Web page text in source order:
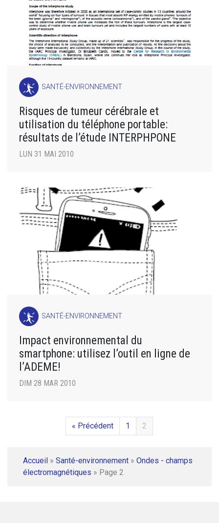
SANTÉ-ENVIRONNEMENT
Risques de tumeur cérébrale et
utilisation du téléphone portable:
résultats de l’étude INTERPHPONE
LUN 31 MAI 2010
SANTÉ-ENVIRONNEMENT
Impact environnemental du
smartphone: utilisez l’outil en ligne de
l’ADEME!
DIM 28 MAR 2010
« Précédent 1 2
Accueil » Santé-environnement » Ondes - champs
électromagnétiques » Page 2